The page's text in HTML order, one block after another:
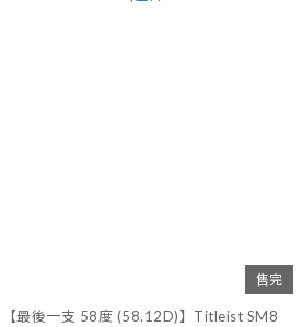
售完
【最後一支 58度 (58.12D)】Titleist SM8